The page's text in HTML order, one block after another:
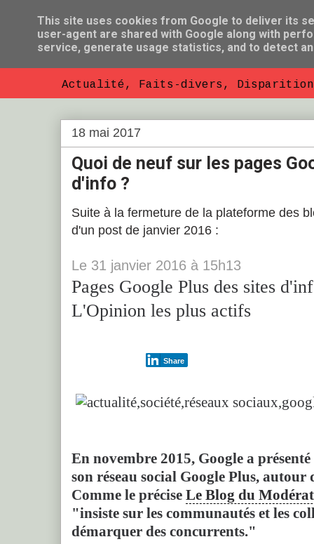
So Florent B
Actualité, Faits-divers,
18 mai 2017
Quoi de neuf sur les pages
d'info ?
Suite à la fermeture de la plateforme des
d'un post de janvier 2016 :
Le 31 janvier 2016 à 15h13
Pages Google Plus des sites
L'Opinion les plus actifs
Share
En novembre 2015, Google a
son réseau social Google Plus,
Comme le précise Le Blog du
"insiste sur les communautés et les
démarquer des concurrents."
This site uses cookies from Google to deliver its
user-agent are shared with Google along with
service, generate usage statistics, and to detect